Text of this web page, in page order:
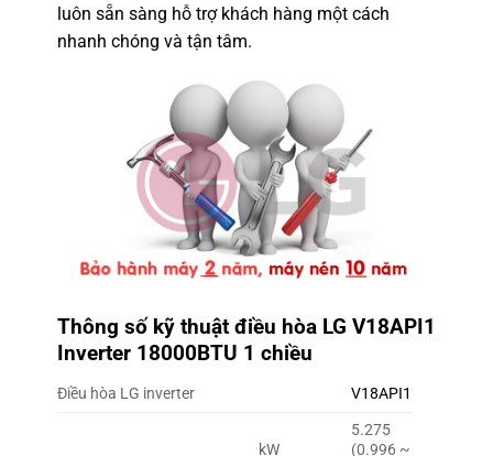
luôn sẵn sàng hỗ trợ khách hàng một cách
nhanh chóng và tận tâm.
Thông số kỹ thuật điều hòa LG V18API1
Inverter 18000BTU 1 chiều
Điều hòa LG inverter V18API1
kW
5.275
(0.996 ~